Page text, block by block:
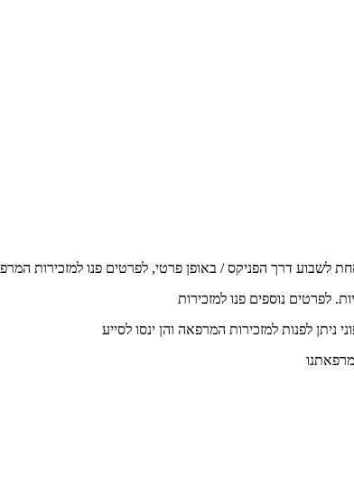
לשבוע דרך הפניקס / באופן פרטי, לפרטים פנו למזכירות
לפרטים נוספים פנו למזכירות
לפנות למזכירות המרפאה והן ינסו לסייע